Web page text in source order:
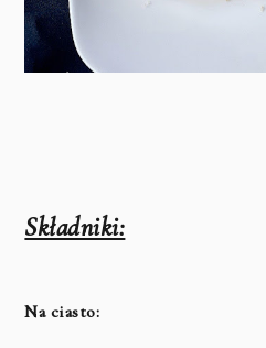
Składniki:
Na ciasto: